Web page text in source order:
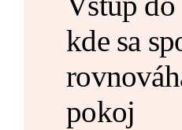
kde sa
pokoj